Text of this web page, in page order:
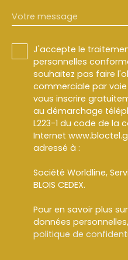
Votre message
J'accepte le
personnelles
souhaitez pas faire
commerciale par
vous inscrire
au démarchage
L223-1 du code de la
Internet
adressé à :
Société Worldline,
BLOIS CEDEX.
Pour en savoir plus
données
politique de